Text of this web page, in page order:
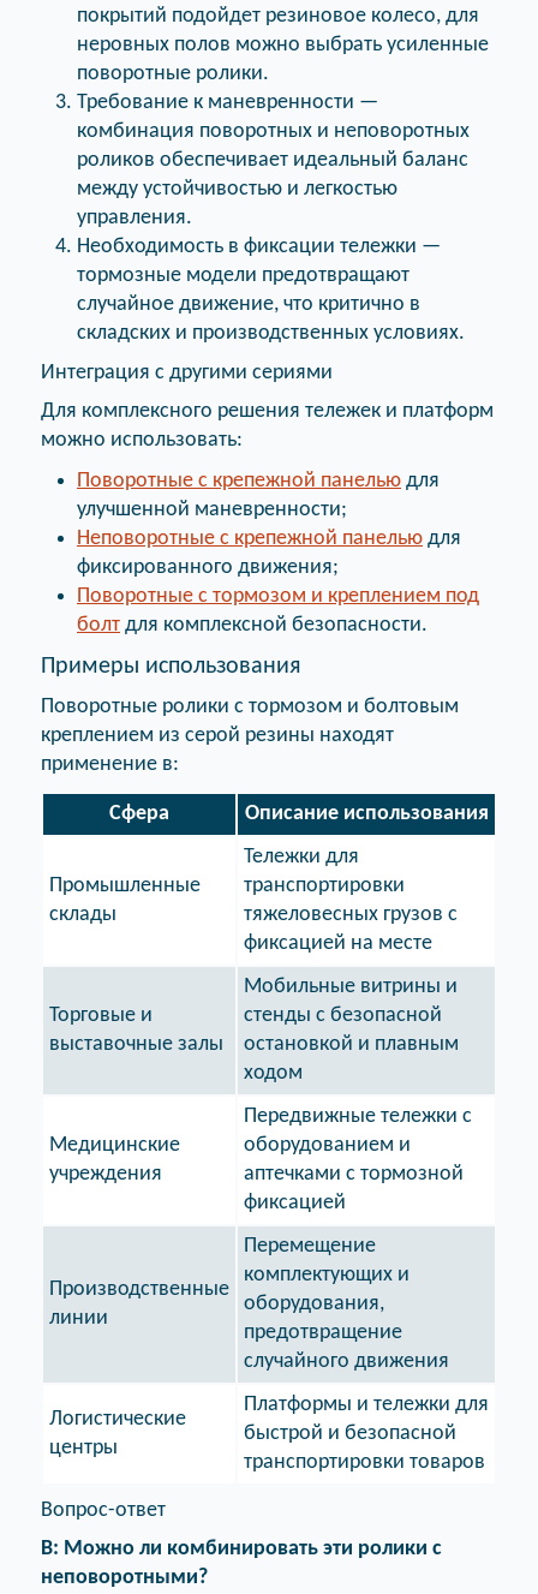
покрытий подойдет резиновое колесо, для
неровных полов можно выбрать усиленные
поворотные ролики.
Требование к маневренности —
комбинация поворотных и неповоротных
роликов обеспечивает идеальный баланс
между устойчивостью и легкостью
управления.
Необходимость в фиксации тележки —
тормозные модели предотвращают
случайное движение, что критично в
складских и производственных условиях.
Интеграция с другими сериями
Для комплексного решения тележек и платформ
можно использовать:
Поворотные с крепежной панелью для
улучшенной маневренности;
Неповоротные с крепежной панелью для
фиксированного движения;
Поворотные с тормозом и креплением под
болт для комплексной безопасности.
Примеры использования
Поворотные ролики с тормозом и болтовым
креплением из серой резины находят
применение в:
Сфера Описание использования
Промышленные
склады
Тележки для
транспортировки
тяжеловесных грузов с
фиксацией на месте
Торговые и
выставочные залы
Мобильные витрины и
стенды с безопасной
остановкой и плавным
ходом
Медицинские
учреждения
Передвижные тележки с
оборудованием и
аптечками с тормозной
фиксацией
Производственные
линии
Перемещение
комплектующих и
оборудования,
предотвращение
случайного движения
Логистические
центры
Платформы и тележки для
быстрой и безопасной
транспортировки товаров
Вопрос-ответ
В: Можно ли комбинировать эти ролики с
неповоротными?